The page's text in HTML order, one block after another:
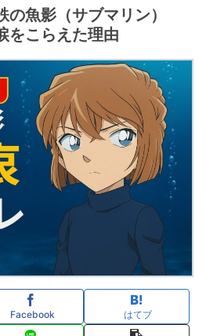
魚影（サブマリン）
をこらえた理由
Facebook はてブ